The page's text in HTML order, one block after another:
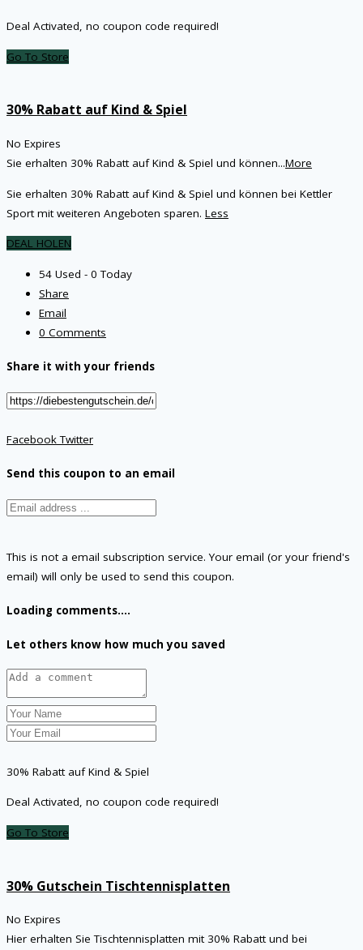
Deal Activated, no coupon code required!
Go To Store
30% Rabatt auf Kind & Spiel
No Expires
Sie erhalten 30% Rabatt auf Kind & Spiel und können...More
Sie erhalten 30% Rabatt auf Kind & Spiel und können bei Kettler
Sport mit weiteren Angeboten sparen. Less
DEAL HOLEN
54 Used - 0 Today
Share
Email
0 Comments
Share it with your friends
FacebookTwitter
Send this coupon to an email
This is not a email subscription service. Your email (or your friend's
email) will only be used to send this coupon.
Loading comments....
Let others know how much you saved
30% Rabatt auf Kind & Spiel
Deal Activated, no coupon code required!
Go To Store
30% Gutschein Tischtennisplatten
No Expires
Hier erhalten Sie Tischtennisplatten mit 30% Rabatt und bei